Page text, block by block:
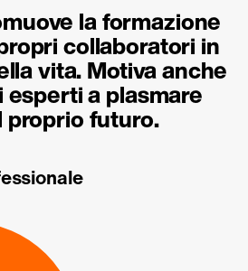
la formazione
collaboratori in
vita. Motiva anche
a plasmare
futuro.